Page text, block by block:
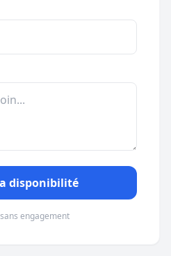
disponibilité
engagement